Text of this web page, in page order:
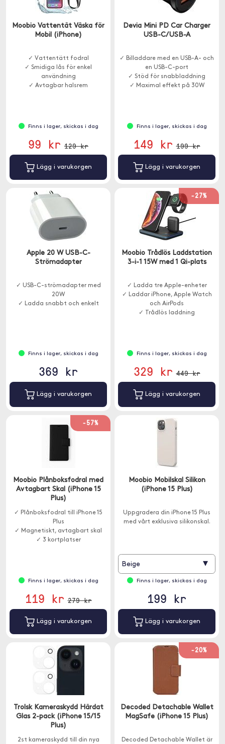
Moobio Vattentät Väska för
Mobil (iPhone)
✓ Vattentätt fodral
✓ Smidiga lås för enkel
användning
✓ Avtagbar halsrem
Finns i lager, skickas i dag
99 kr 129 kr
Lägg i varukorgen
Devia Mini PD Car Charger
USB-C/USB-A
✓ Billaddare med en USB-A- och
en USB-C-port
✓ Stöd för snabbladdning
✓ Maximal effekt på 30W
Finns i lager, skickas i dag
149 kr 199 kr
Lägg i varukorgen
Apple 20 W USB-C-
Strömadapter
✓ USB-C-strömadapter med
20W
✓ Ladda snabbt och enkelt
Finns i lager, skickas i dag
369 kr
Lägg i varukorgen
-27%
Moobio Trådlös Laddstation
3-i-1 15W med 1 Qi-plats
✓ Ladda tre Apple-enheter
✓ Laddar iPhone, Apple Watch
och AirPods
✓ Trådlös laddning
Finns i lager, skickas i dag
329 kr 449 kr
Lägg i varukorgen
-57%
Moobio Plånboksfodral med
Avtagbart Skal (iPhone 15
Plus)
✓ Plånboksfodral till iPhone 15
Plus
✓ Magnetiskt, avtagbart skal
✓ 3 kortplatser
Finns i lager, skickas i dag
119 kr 279 kr
Lägg i varukorgen
Moobio Mobilskal Silikon
(iPhone 15 Plus)
Uppgradera din iPhone 15 Plus
med vårt exklusiva silikonskal.
Beige ▾
Finns i lager, skickas i dag
199 kr
Lägg i varukorgen
Trolsk Kameraskydd Härdat
Glas 2-pack (iPhone 15/15
Plus)
2st kameraskydd till din nya
-20%
Decoded Detachable Wallet
MagSafe (iPhone 15 Plus)
Decoded Detachable Wallet är